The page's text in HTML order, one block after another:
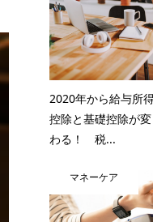
2020年から給与所
控除と基礎控除が変
わる！ 税...
マネーケア